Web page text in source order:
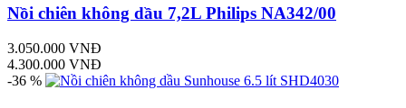
Nồi chiên không dầu 7,2L Philips NA342/00
3.050.000 VNĐ
4.300.000 VNĐ
-36 %